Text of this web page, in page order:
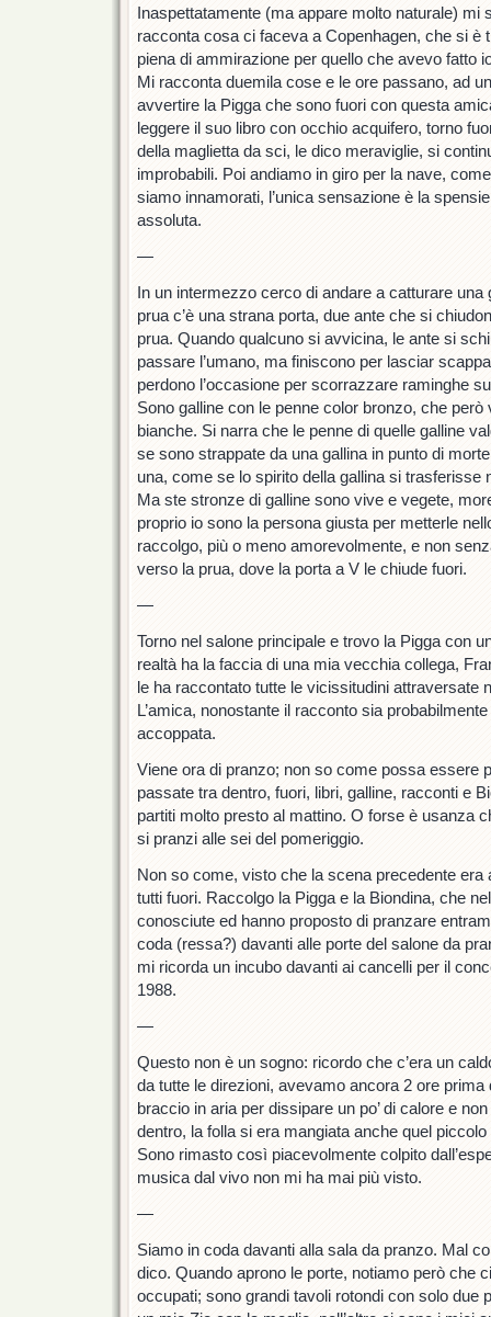
Inaspettatamente (ma appare molto naturale) mi
racconta cosa ci faceva a Copenhagen, che si è
piena di ammirazione per quello che avevo fatto
Mi racconta duemila cose e le ore passano, ad
avvertire la Pigga che sono fuori con questa
leggere il suo libro con occhio acquifero, torno
della maglietta da sci, le dico meraviglie, si
improbabili. Poi andiamo in giro per la nave,
siamo innamorati, l’unica sensazione è la
assoluta.
—
In un intermezzo cerco di andare a catturare una
prua c’è una strana porta, due ante che si
prua. Quando qualcuno si avvicina, le ante si
passare l’umano, ma finiscono per lasciar
perdono l’occasione per scorrazzare raminghe
Sono galline con le penne color bronzo, che però
bianche. Si narra che le penne di quelle galline
se sono strappate da una gallina in punto di
una, come se lo spirito della gallina si trasferisse
Ma ste stronze di galline sono vive e vegete,
proprio io sono la persona giusta per metterle
raccolgo, più o meno amorevolmente, e non
verso la prua, dove la porta a V le chiude fuori.
—
Torno nel salone principale e trovo la Pigga con
realtà ha la faccia di una mia vecchia collega,
le ha raccontato tutte le vicissitudini attraversate
L’amica, nonostante il racconto sia
accoppata.
Viene ora di pranzo; non so come possa essere
passate tra dentro, fuori, libri, galline, racconti e
partiti molto presto al mattino. O forse è usanza
si pranzi alle sei del pomeriggio.
Non so come, visto che la scena precedente era
tutti fuori. Raccolgo la Pigga e la Biondina, che
conosciute ed hanno proposto di pranzare
coda (ressa?) davanti alle porte del salone da
mi ricorda un incubo davanti ai cancelli per il
1988.
—
Questo non è un sogno: ricordo che c’era un
da tutte le direzioni, avevamo ancora 2 ore prima
braccio in aria per dissipare un po’ di calore e
dentro, la folla si era mangiata anche quel
Sono rimasto così piacevolmente colpito
musica dal vivo non mi ha mai più visto.
—
Siamo in coda davanti alla sala da pranzo. Mal
dico. Quando aprono le porte, notiamo però che
occupati; sono grandi tavoli rotondi con solo due